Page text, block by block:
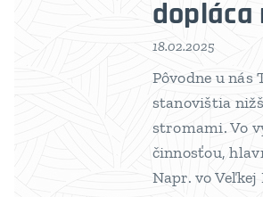
18.02.2025
Pôvodne u nás
stanovištia
stromami. Vo
činnosťou,
Napr. vo Veľkej